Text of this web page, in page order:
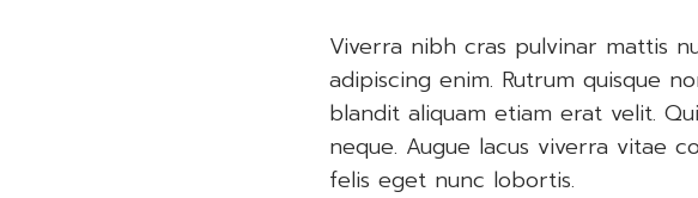
Viverra nibh cras pulvinar mattis
adipiscing enim. Rutrum quisque
blandit aliquam etiam erat velit.
neque. Augue lacus viverra vitae
felis eget nunc lobortis.